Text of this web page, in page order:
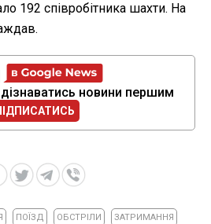
192 співробітника шахти. На
новини першим
ПОЇЗД ОБСТРІЛИ ЗАТРИМАННЯ